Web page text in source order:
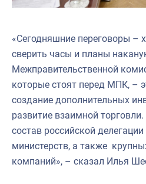
«Сегодняшние переговоры –
сверить часы и планы
Межправительственной
которые стоят перед МПК, –
создание дополнительных
развитие взаимной
состав российской
министерств, а также
компаний», – сказал Илья